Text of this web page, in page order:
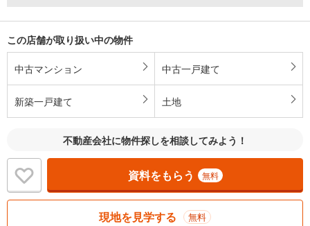
この店舗が取り扱い中の物件
中古マンション 中古一戸建て
新築一戸建て 土地
不動産会社に物件探しを相談してみよう！
資料をもらう 無料
現地を見学する 無料